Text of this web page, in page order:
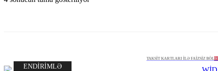
ENDİRİMLƏ
TAKSİT KARTLARI İLƏ FAİZSİZ BÖL